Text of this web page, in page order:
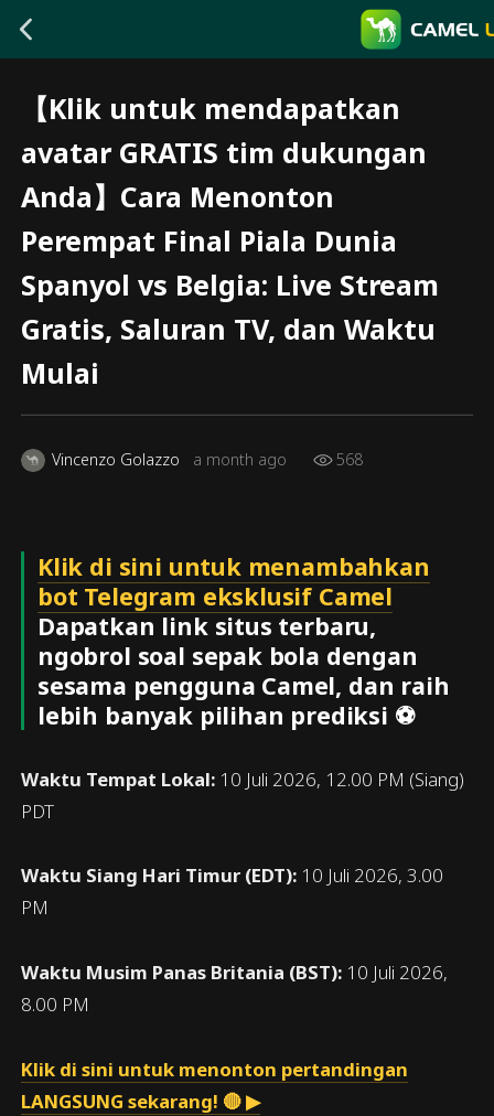
【Klik untuk mendapatkan
avatar GRATIS tim dukungan
Anda】Cara Menonton
Perempat Final Piala Dunia
Spanyol vs Belgia: Live Stream
Gratis, Saluran TV, dan Waktu
Mulai
Vincenzo Golazzo a month ago 568
Klik di sini untuk menambahkan
bot Telegram eksklusif Camel
Dapatkan link situs terbaru,
ngobrol soal sepak bola dengan
sesama pengguna Camel, dan raih
lebih banyak pilihan prediksi ⚽
Waktu Tempat Lokal: 10 Juli 2026, 12.00 PM (Siang)
PDT
Waktu Siang Hari Timur (EDT): 10 Juli 2026, 3.00
PM
Waktu Musim Panas Britania (BST): 10 Juli 2026,
8.00 PM
Klik di sini untuk menonton pertandingan
LANGSUNG sekarang! 🔴 ▶